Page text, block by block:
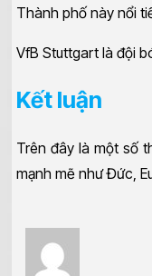
Thành phố này nổi
VfB Stuttgart là đội
Kết luận
Trên đây là một số
mạnh mẽ như Đức,